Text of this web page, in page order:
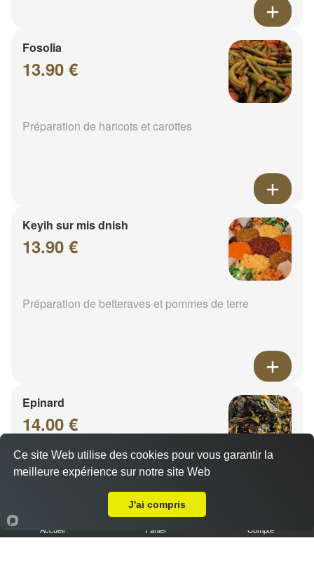
Fosolia
13.90 €
Préparation de haricots et carottes
Keyih sur mis dnish
13.90 €
Préparation de betteraves et pommes de terre
Epinard
14.00 €
Accueil Panier Compte
Ce site Web utilise des cookies pour vous garantir la
meilleure expérience sur notre site Web
J'ai compris